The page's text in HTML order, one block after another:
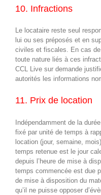
10. Infractions
Le locataire reste seul
lui ou ses préposés et en
civiles et fiscales. En cas
toute nature liés à ces
CCL Live sur demande
autorités les informations
11. Prix de location
Indépendamment de la
fixé par unité de temps à
location (jour, semaine,
temps retenue est le jour
depuis l’heure de mise à
temps commencée est due
de mise à disposition du
qu’il ne puisse opposer